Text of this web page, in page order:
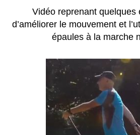
Vidéo reprenant quelques
d’améliorer le mouvement et
épaules à la marche